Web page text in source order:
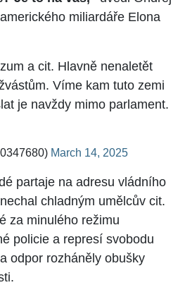
miliardáře Elona
a cit. Hlavně nenaletět
Víme kam tuto zemi
je navždy mimo parlament.
March 14, 2025
partaje na adresu vládního
chladným umělcův cit.
za minulého režimu
policie a represí svobodu
odpor rozháněly obušky